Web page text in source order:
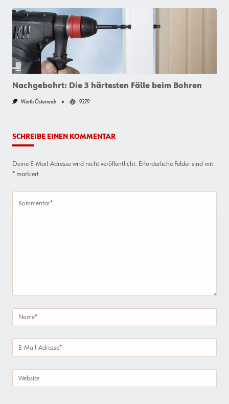
Nachgebohrt: Die 3 härtesten Fälle beim Bohren
Würth Österreich 9279
SCHREIBE EINEN KOMMENTAR
Deine E-Mail-Adresse wird nicht veröffentlicht. Erforderliche Felder sind mit
* markiert
Kommentar*
Name*
E-Mail-Adresse*
Website